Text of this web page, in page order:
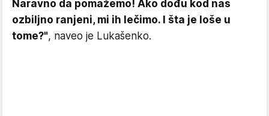
Naravno da pomažemo! Ako dođu kod nas
ozbiljno ranjeni, mi ih lečimo. I šta je loše u
tome?", naveo je Lukašenko.